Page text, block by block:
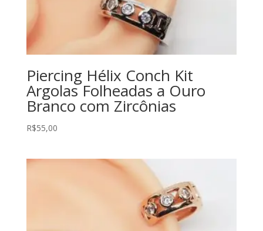
Piercing Hélix Conch Kit
Argolas Folheadas a Ouro
Branco com Zircônias
R$55,00